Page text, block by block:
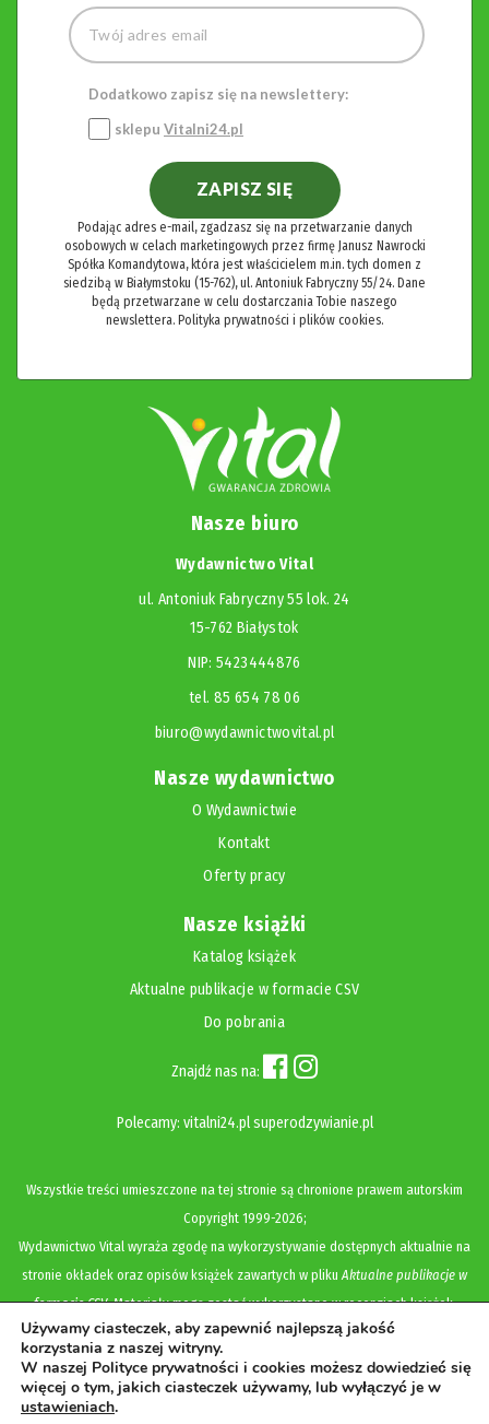
Dodatkowo zapisz się na newslettery:
sklepu Vitalni24.pl
ZAPISZ SIĘ
Podając adres e-mail, zgadzasz się na przetwarzanie danych
osobowych w celach marketingowych przez firmę Janusz Nawrocki
Spółka Komandytowa, która jest właścicielem m.in. tych domen z
siedzibą w Białymstoku (15-762), ul. Antoniuk Fabryczny 55/24. Dane
będą przetwarzane w celu dostarczania Tobie naszego
newslettera. Polityka prywatności i plików cookies.
Nasze biuro
Wydawnictwo Vital
ul. Antoniuk Fabryczny 55 lok. 24
15-762 Białystok
NIP: 5423444876
tel. 85 654 78 06
biuro@wydawnictwovital.pl
Nasze wydawnictwo
O Wydawnictwie
Kontakt
Oferty pracy
Nasze książki
Katalog książek
Aktualne publikacje w formacie CSV
Do pobrania
Znajdź nas na:
Polecamy: vitalni24.pl superodzywianie.pl
Wszystkie treści umieszczone na tej stronie są chronione prawem autorskim
Copyright1999-2026;
Wydawnictwo Vital wyraża zgodę na wykorzystywanie dostępnych aktualnie na
stronie okładek oraz opisów książek zawartych w pliku Aktualne publikacje w
formacie CSV. Materiały mogą zostać wykorzystane w recenzjach książek,
katalogach internetowych, bibliotecznych (OPAC) oraz materiałach promujących
legalną dystrybucję książek. Usunięcie materiału z ww. strony internetowej,
równoznaczne jest z cofnięciem udzielonej zgody.
Używamy ciasteczek, aby zapewnić najlepszą jakość
korzystania z naszej witryny.
W naszej Polityce prywatności i cookies możesz dowiedzieć się
więcej o tym, jakich ciasteczek używamy, lub wyłączyć je w
ustawieniach.